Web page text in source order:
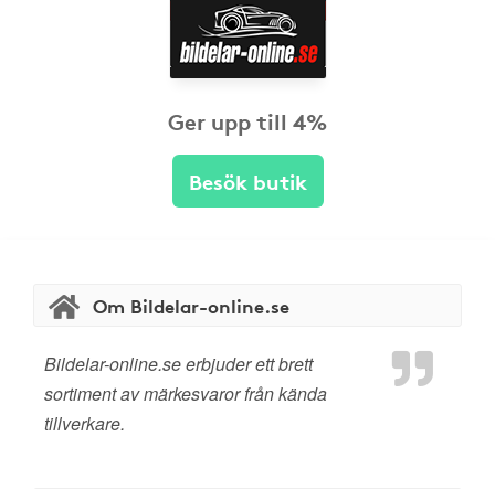
Ger upp till 4%
Besök butik
Om Bildelar-online.se
Bildelar-online.se erbjuder ett brett
sortiment av märkesvaror från kända
tillverkare.